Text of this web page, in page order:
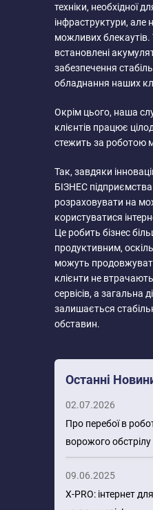
техніки, необхідної
інфраструктури,
можливих блекаутів.
встановлені
забезпечення
обладнання наших
Окрім цього, наша
клієнтів працює
стежить за роботою
Так, завдяки
БІЗНЕС
розраховувати на
користуватися
Це робить бізнес
продуктивним,
можуть
клієнти не
сервісів, а загальна
залишається
обставин.
Останні
02.07.2026
Про перебої в
ворожого обстрілу
09.06.2025
X-PRO: інтернет